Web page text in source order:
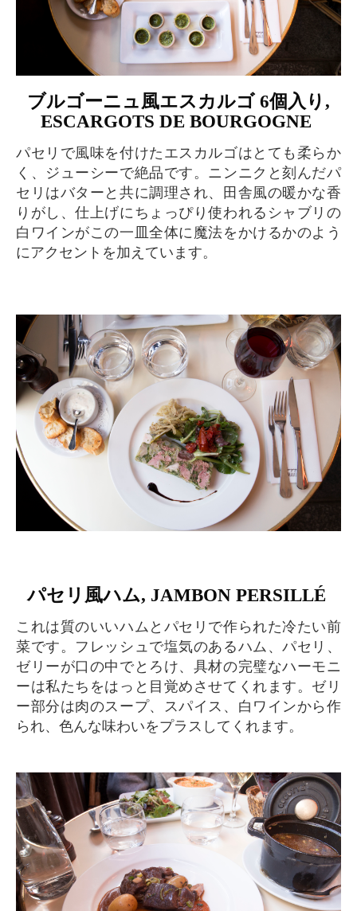
ブルゴーニュ風エスカルゴ 6個入り,
ESCARGOTS DE BOURGOGNE
パセリで風味を付けたエスカルゴはとても柔らか
く、ジューシーで絶品です。ニンニクと刻んだパ
セリはバターと共に調理され、田舎風の暖かな香
りがし、仕上げにちょっぴり使われるシャブリの
白ワインがこの一皿全体に魔法をかけるかのよう
にアクセントを加えています。
パセリ風ハム, JAMBON PERSILLÉ
これは質のいいハムとパセリで作られた冷たい前
菜です。フレッシュで塩気のあるハム、パセリ、
ゼリーが口の中でとろけ、具材の完璧なハーモニ
ーは私たちをはっと目覚めさせてくれます。ゼリ
ー部分は肉のスープ、スパイス、白ワインから作
られ、色んな味わいをプラスしてくれます。